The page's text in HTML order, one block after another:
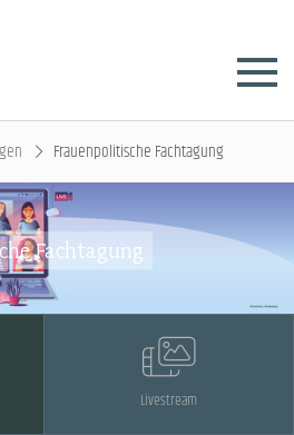
Frauenpolitische Fachtagung
Fachtagung
Livestream